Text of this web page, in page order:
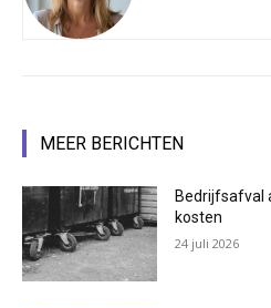
MEER BERICHTEN
Bedrijfsafval
kosten
24 juli 2026